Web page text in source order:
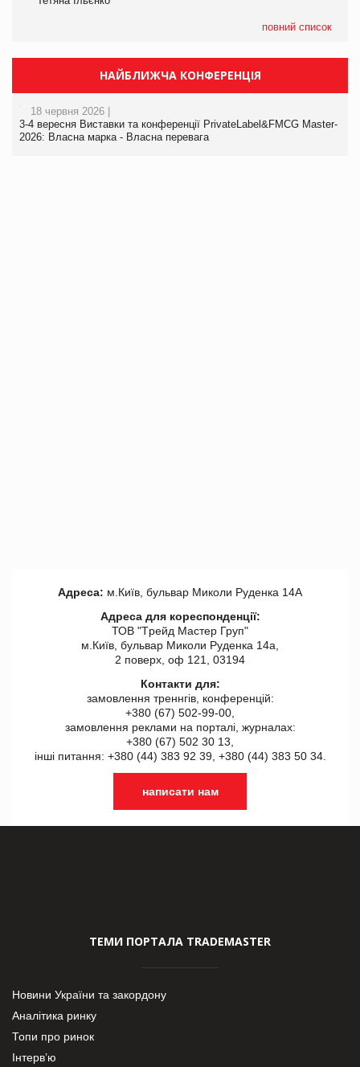
повний список
НАЙБЛИЖЧА КОНФЕРЕНЦІЯ
18 червня 2026 |
3-4 вересня Виставки та конференції PrivateLabel&FMCG Master-
2026: Власна марка - Власна перевага
Адреса: м.Київ, бульвар Миколи Руденка 14А
Адреса для кореспонденції:
ТОВ "Tрейд Мастер Груп"
м.Київ, бульвар Миколи Руденка 14а,
2 поверх, оф 121, 03194
Контакти для:
замовлення треннгів, конференцій:
+380 (67) 502-99-00,
замовлення реклами на порталі, журналах:
+380 (67) 502 30 13,
інші питання: +380 (44) 383 92 39, +380 (44) 383 50 34.
написати нам
ТЕМИ ПОРТАЛА TRADEMASTER
Новини України та закордону
Аналітика ринку
Топи про ринок
Інтерв’ю